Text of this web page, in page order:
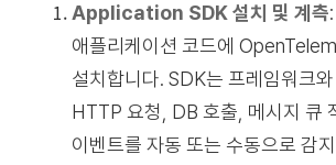
Application SDK 설치 및 계측
애플리케이션 코드에
설치합니다. SDK는 프레임워크
HTTP 요청, DB 호출, 메시지 큐
이벤트를 자동 또는 수동으로 감